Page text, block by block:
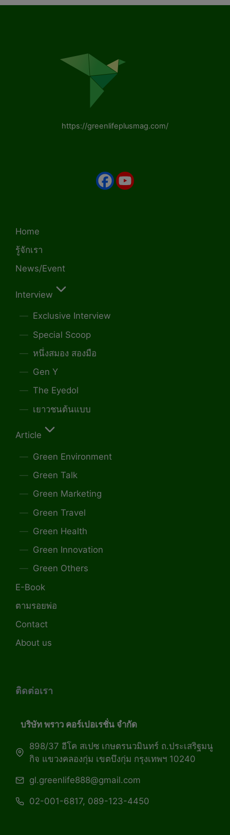
https://greenlifeplusmag.com/
Home
รู้จักเรา
News/Event
Interview
Exclusive Interview
Special Scoop
หนึ่งสมอง สองมือ
Gen Y
The Eyedol
เยาวชนต้นแบบ
Article
Green Environment
Green Talk
Green Marketing
Green Travel
Green Health
Green Innovation
Green Others
E-Book
ตามรอยพ่อ
Contact
About us
ติดต่อเรา
บริษัท พราว คอร์เปอเรชั่น จำกัด
898/37 อีโค สเปซ เกษตรนวมินทร์ ถ.ประเสริฐมนู
กิจ แขวงคลองกุ่ม เขตบึงกุ่ม กรุงเทพฯ 10240
gl.greenlife888@gmail.com
02-001-6817, 089-123-4450